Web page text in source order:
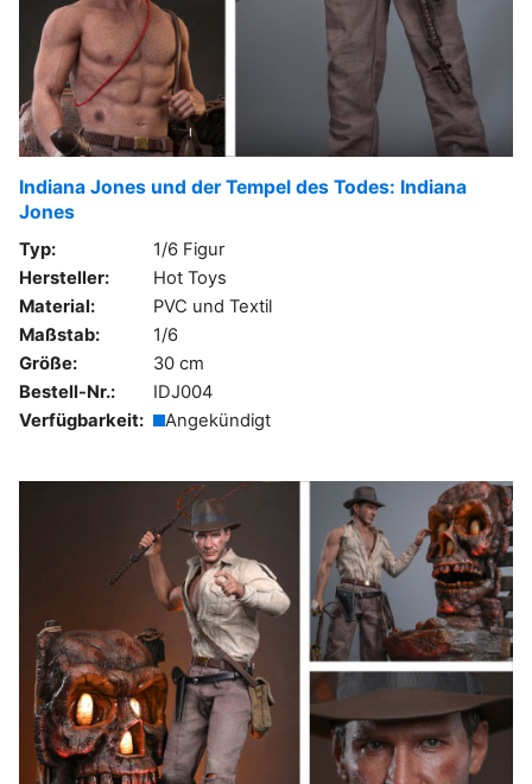
Indiana Jones und der Tempel des Todes: Indiana
Jones
Typ:
1/6 Figur
Hersteller:
Hot Toys
Material:
PVC und Textil
Maßstab:
1/6
Größe:
30 cm
Bestell-Nr.:
IDJ004
Verfügbarkeit:
Angekündigt